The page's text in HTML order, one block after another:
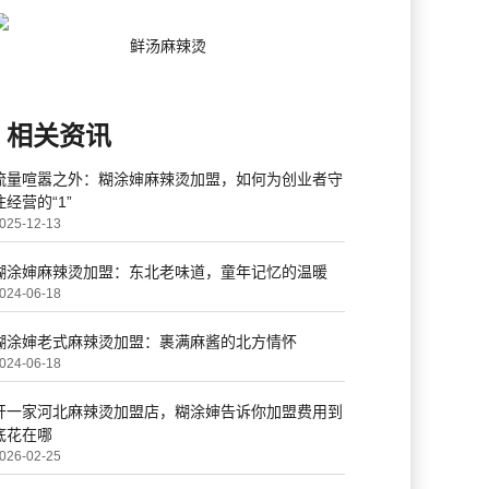
鲜汤麻辣烫
相关资讯
量喧嚣之外：糊涂婶麻辣烫加盟，如何为创业者守
经营的“1”
12-13
涂婶麻辣烫加盟：东北老味道，童年记忆的温暖
06-18
涂婶老式麻辣烫加盟：裹满麻酱的北方情怀
06-18
一家河北麻辣烫加盟店，糊涂婶告诉你加盟费用到
花在哪
02-25